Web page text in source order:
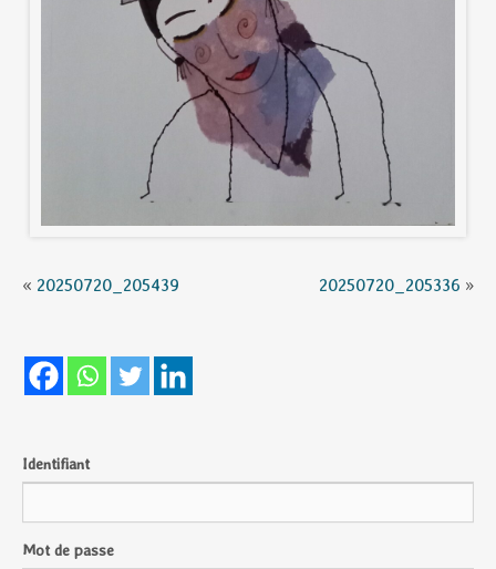
« 20250720_205439 20250720_205336 »
Identifiant
Mot de passe